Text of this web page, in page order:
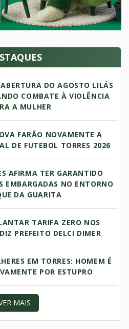
DO AGOSTO LILÁS
COMBATE À VIOLÊNCIA
A MULHER
FARÃO NOVAMENTE A
DE FUTEBOL TORRES 2026
AFIRMA TER GARANTIDO
EMBARGADAS NO ENTORNO
DA GUARITA
TARIFA ZERO NOS
PREFEITO DELCI DIMER
EM TORRES: HOMEM É
POR ESTUPRO
MAIS